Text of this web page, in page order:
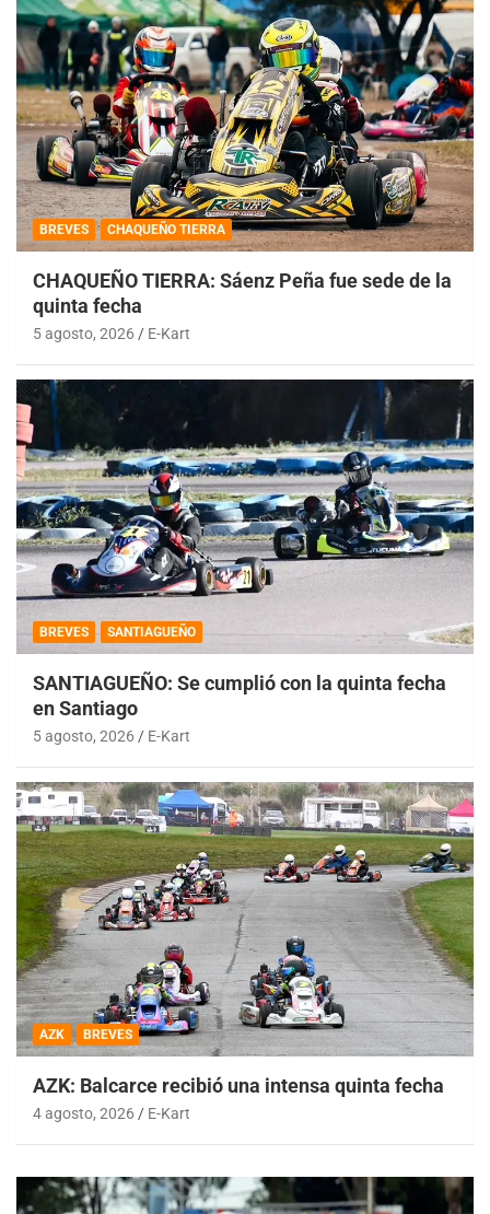
BREVES CHAQUEÑO TIERRA
CHAQUEÑO TIERRA: Sáenz Peña fue sede de la
quinta fecha
5 agosto, 2026 E-Kart
BREVES SANTIAGUEÑO
SANTIAGUEÑO: Se cumplió con la quinta fecha
en Santiago
5 agosto, 2026 E-Kart
AZK BREVES
AZK: Balcarce recibió una intensa quinta fecha
4 agosto, 2026 E-Kart